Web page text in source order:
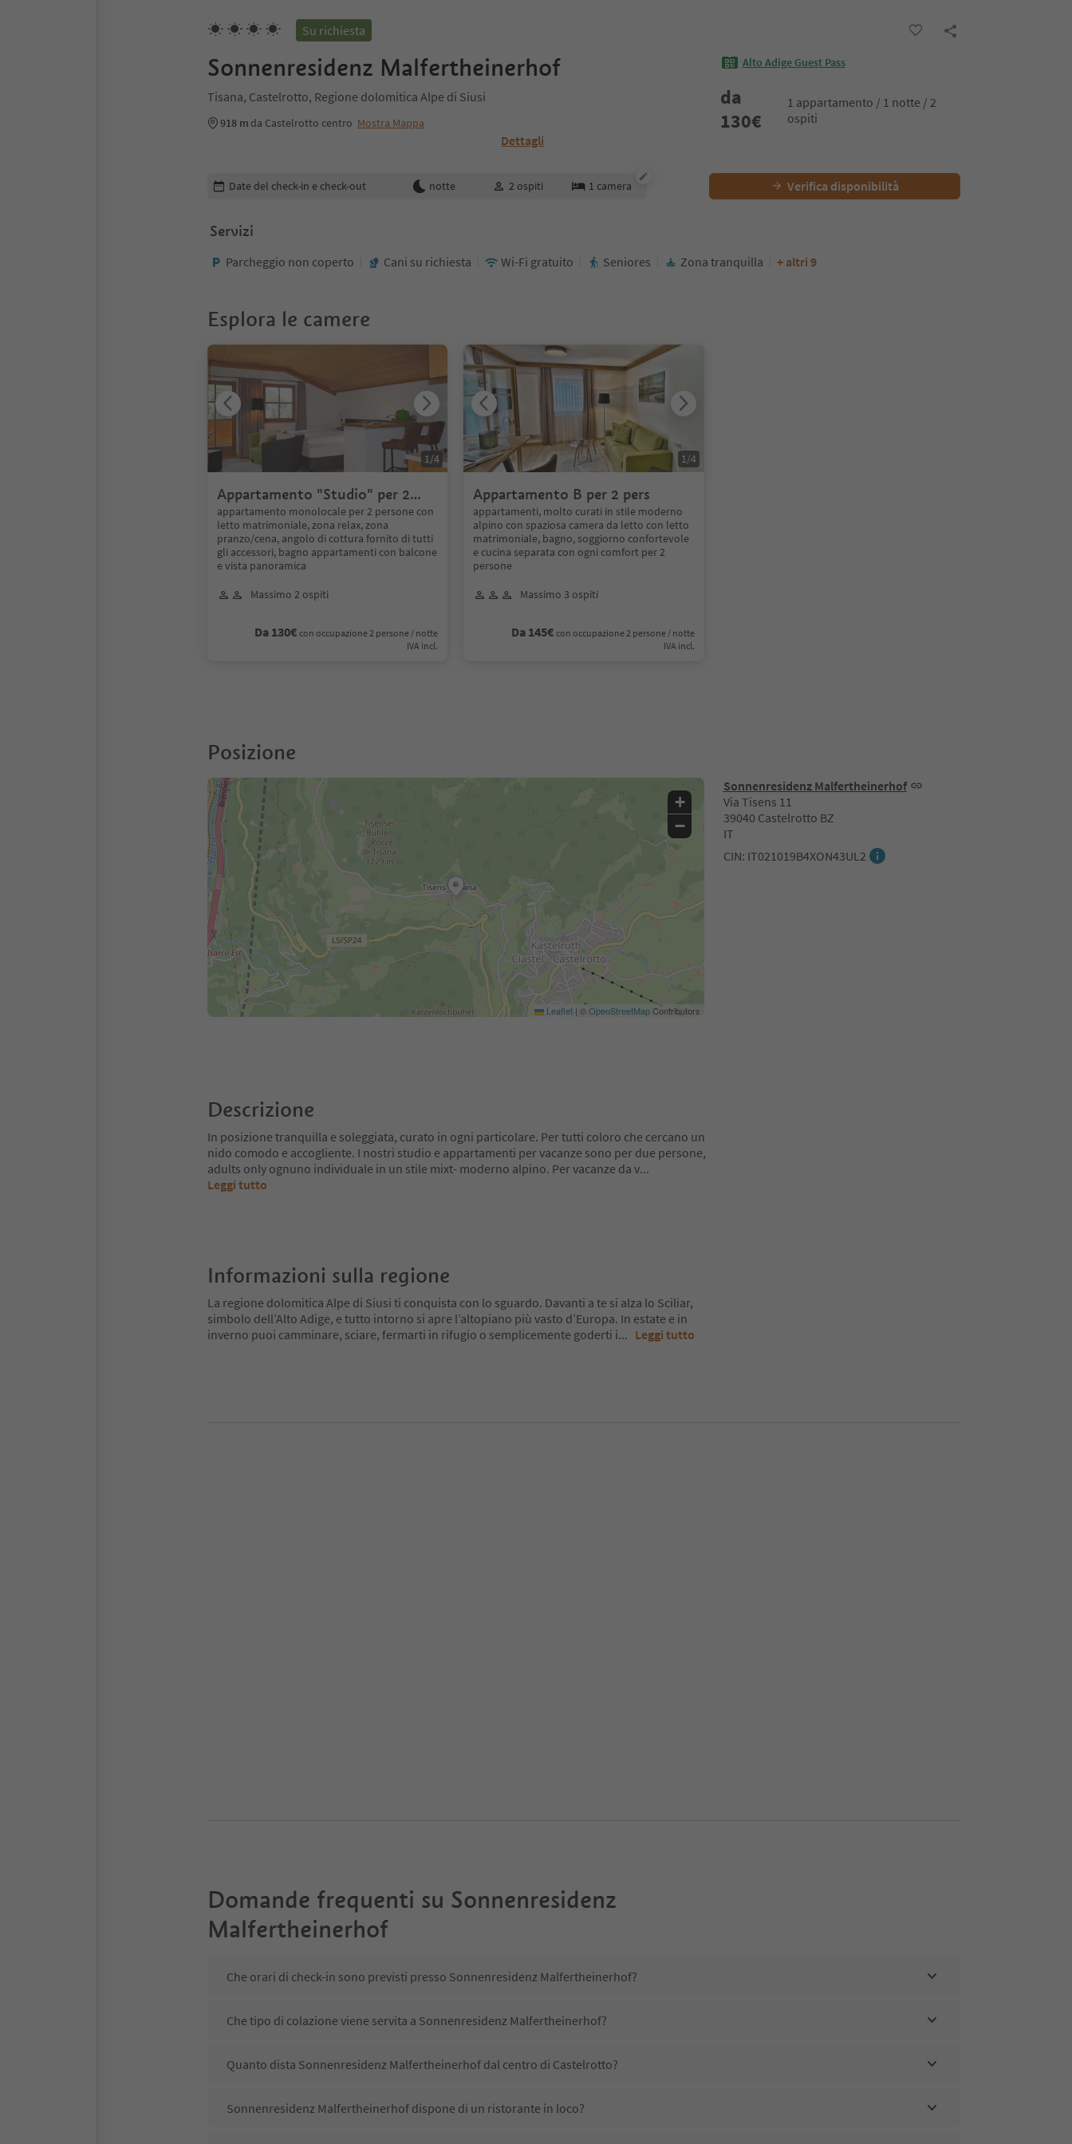
Su richiesta
Sonnenresidenz Malfertheinerhof
Tisana, Castelrotto, Regione dolomitica Alpe di Siusi
918 m da Castelrotto centro Mostra Mappa
Dettagli
Alto Adige Guest Pass
da
130€
1 appartamento / 1 notte / 2
ospiti
Modifica i dettagli della prenotazione
Date del check-in e check-out notte 2 ospiti 1 camera Verifica disponibilità
Servizi
Parcheggio non coperto Cani su richiesta Wi-Fi gratuito Seniores Zona tranquilla + altri 9
Esplora le camere
Appartamento "Studio" per 2
pers.
appartamento monolocale per 2 persone con
letto matrimoniale, zona relax, zona
pranzo/cena, angolo di cottura fornito di tutti
gli accessori, bagno appartamenti con balcone
e vista panoramica
Massimo 2 ospiti
Da 130€ con occupazione 2 persone / notte
IVA incl.
1/4
Appartamento B per 2 pers
appartamenti, molto curati in stile moderno
alpino con spaziosa camera da letto con letto
matrimoniale, bagno, soggiorno confortevole
e cucina separata con ogni comfort per 2
persone
Massimo 3 ospiti
Da 145€ con occupazione 2 persone / notte
IVA incl.
1/4
Posizione
Sonnenresidenz Malfertheinerhof
Via Tisens 11
39040 Castelrotto BZ
IT
CIN: IT021019B4XON43UL2
+
−
Leaflet | ©OpenStreetMapContributors
Descrizione
In posizione tranquilla e soleggiata, curato in ogni particolare. Per tutti coloro che cercano un
nido comodo e accogliente. I nostri studio e appartamenti per vacanze sono per due persone,
adults only ognuno individuale in un stile mixt- moderno alpino. Per vacanze da v...
Leggi tutto
Informazioni sulla regione
La regione dolomitica Alpe di Siusi ti conquista con lo sguardo. Davanti a te si alza lo Sciliar,
simbolo dell’Alto Adige, e tutto intorno si apre l’altopiano più vasto d’Europa. In estate e in
inverno puoi camminare, sciare, fermarti in rifugio o semplicemente goderti i... Leggi tutto
Domande frequenti su Sonnenresidenz
Malfertheinerhof
Che orari di check-in sono previsti presso Sonnenresidenz Malfertheinerhof?
Che tipo di colazione viene servita a Sonnenresidenz Malfertheinerhof?
Quanto dista Sonnenresidenz Malfertheinerhof dal centro di Castelrotto?
Sonnenresidenz Malfertheinerhof dispone di un ristorante in loco?